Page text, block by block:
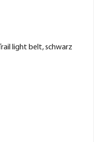
light belt, schwarz